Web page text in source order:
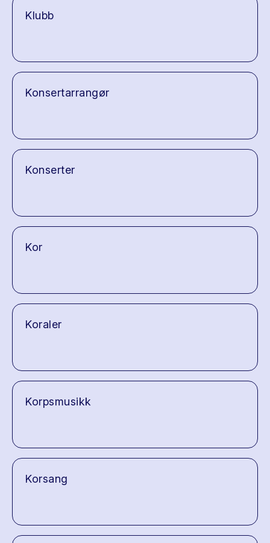
Klubb
Konsertarrangør
Konserter
Kor
Koraler
Korpsmusikk
Korsang